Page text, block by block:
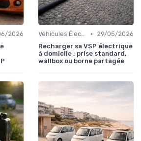
2026
Véhicules Électriques sans Permis •
29/05/2026
Recharger sa VSP électrique
à domicile : prise standard,
wallbox ou borne partagée